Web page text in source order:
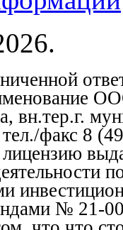
вн.тер.г.
тел./факс 8
№ 21-